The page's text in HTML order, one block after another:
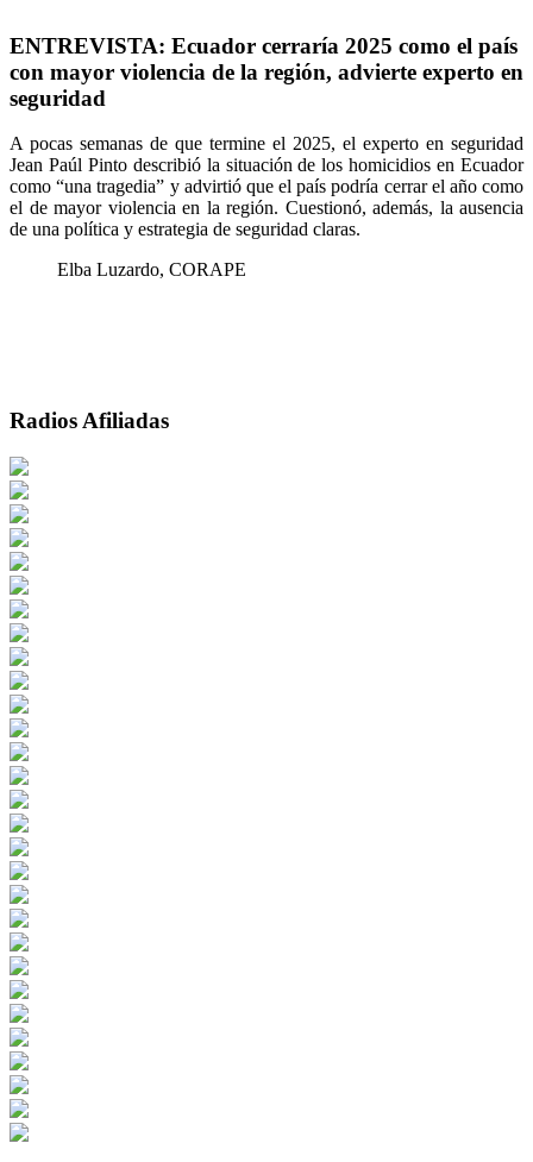
ENTREVISTA: Ecuador cerraría 2025 como el país
con mayor violencia de la región, advierte experto en
seguridad
A pocas semanas de que termine el 2025, el experto en seguridad
Jean Paúl Pinto describió la situación de los homicidios en Ecuador
como “una tragedia” y advirtió que el país podría cerrar el año como
el de mayor violencia en la región. Cuestionó, además, la ausencia
de una política y estrategia de seguridad claras.
Elba Luzardo, CORAPE
Radios Afiliadas